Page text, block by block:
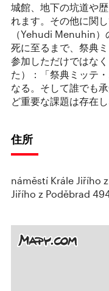
城館、地下の坑道や
れます。その他に関
（Yehudi Menuhin
死に至るまで、祭典
参加しただけではな
た）：「祭典ミッテ
なる。そして誰でも
ど重要な課題は存在し
住所
náměstí Krále Jiřího
Jiřího z Poděbrad